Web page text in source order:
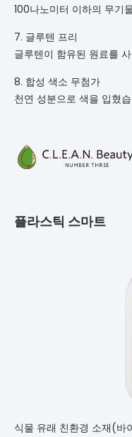
100나노미터 이하의 무기
7. 글루텐 프리
글루텐이 함유된 원료를
8. 합성 색소 무첨가
천연 성분으로 색을 입혔
플라스틱 스마트
식물 유래 친환경 소재(바